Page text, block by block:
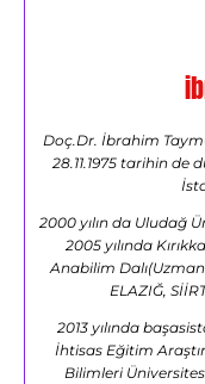
Doç.Dr. İbrahim
28.11.1975 tarihin
2000 yılın da Uludağ
2005 yılında
Anabilim
ELAZIĞ,
2013 yılında
İhtisas Eğitim
Bilimleri